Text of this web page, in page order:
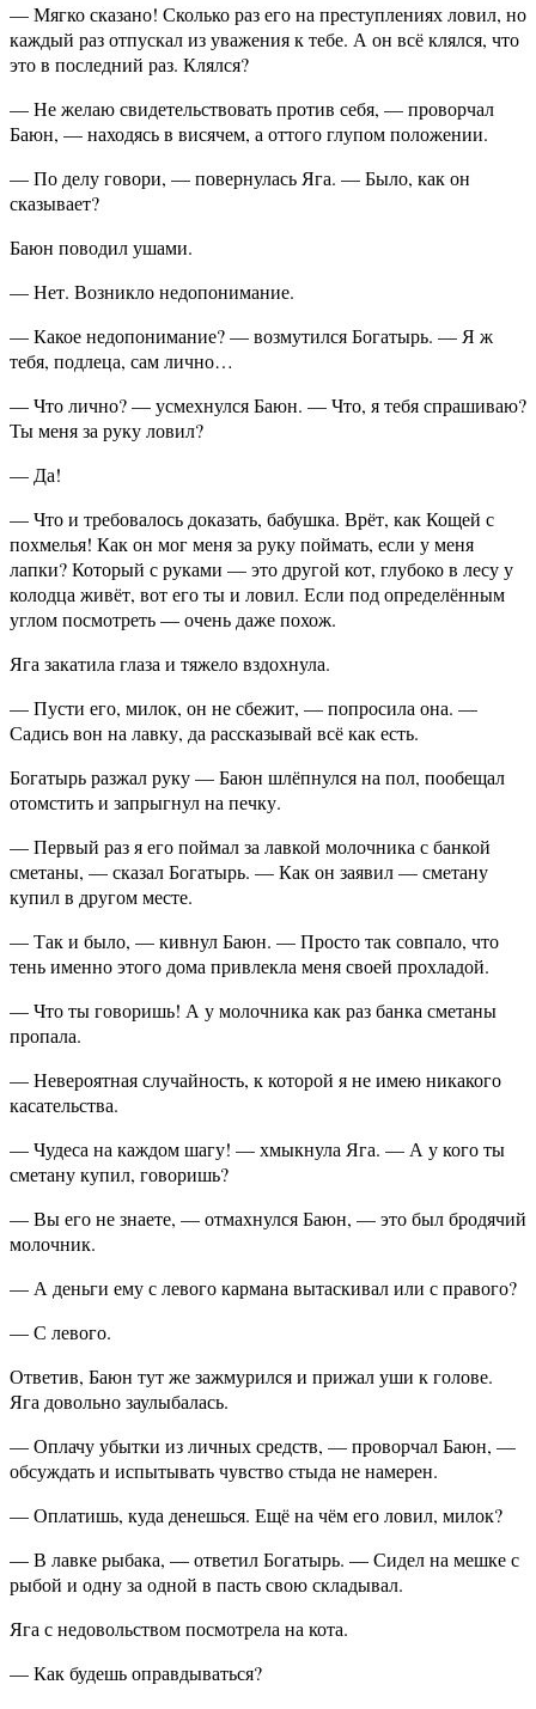
— Мягко сказано! Сколько раз его на преступлениях ловил, но
каждый раз отпускал из уважения к тебе. А он всё клялся, что
это в последний раз. Клялся?
— Не желаю свидетельствовать против себя, — проворчал
Баюн, — находясь в висячем, а оттого глупом положении.
— По делу говори, — повернулась Яга. — Было, как он
сказывает?
Баюн поводил ушами.
— Нет. Возникло недопонимание.
— Какое недопонимание? — возмутился Богатырь. — Я ж
тебя, подлеца, сам лично…
— Что лично? — усмехнулся Баюн. — Что, я тебя спрашиваю?
Ты меня за руку ловил?
— Да!
— Что и требовалось доказать, бабушка. Врёт, как Кощей с
похмелья! Как он мог меня за руку поймать, если у меня
лапки? Который с руками — это другой кот, глубоко в лесу у
колодца живёт, вот его ты и ловил. Если под определённым
углом посмотреть — очень даже похож.
Яга закатила глаза и тяжело вздохнула.
— Пусти его, милок, он не сбежит, — попросила она. —
Садись вон на лавку, да рассказывай всё как есть.
Богатырь разжал руку — Баюн шлёпнулся на пол, пообещал
отомстить и запрыгнул на печку.
— Первый раз я его поймал за лавкой молочника с банкой
сметаны, — сказал Богатырь. — Как он заявил — сметану
купил в другом месте.
— Так и было, — кивнул Баюн. — Просто так совпало, что
тень именно этого дома привлекла меня своей прохладой.
— Что ты говоришь! А у молочника как раз банка сметаны
пропала.
— Невероятная случайность, к которой я не имею никакого
касательства.
— Чудеса на каждом шагу! — хмыкнула Яга. — А у кого ты
сметану купил, говоришь?
— Вы его не знаете, — отмахнулся Баюн, — это был бродячий
молочник.
— А деньги ему с левого кармана вытаскивал или с правого?
— С левого.
Ответив, Баюн тут же зажмурился и прижал уши к голове.
Яга довольно заулыбалась.
— Оплачу убытки из личных средств, — проворчал Баюн, —
обсуждать и испытывать чувство стыда не намерен.
— Оплатишь, куда денешься. Ещё на чём его ловил, милок?
— В лавке рыбака, — ответил Богатырь. — Сидел на мешке с
рыбой и одну за одной в пасть свою складывал.
Яга с недовольством посмотрела на кота.
— Как будешь оправдываться?